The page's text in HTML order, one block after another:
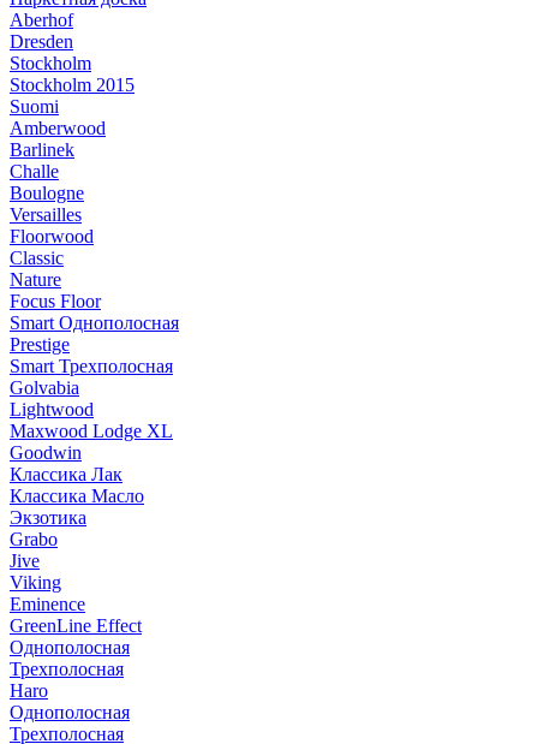
Aberhof
Dresden
Stockholm
Stockholm 2015
Suomi
Amberwood
Barlinek
Challe
Boulogne
Versailles
Floorwood
Classic
Nature
Focus Floor
Smart Однополосная
Prestige
Smart Трехполосная
Golvabia
Lightwood
Maxwood Lodge XL
Goodwin
Классика Лак
Классика Масло
Экзотика
Grabo
Jive
Viking
Eminence
GreenLine Effect
Однополосная
Трехполосная
Haro
Однополосная
Трехполосная